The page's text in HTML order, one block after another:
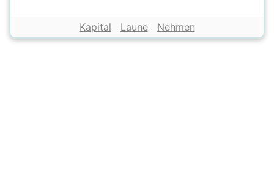
Kapital Laune Nehmen